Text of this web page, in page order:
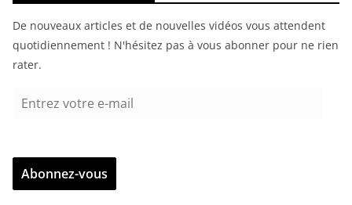
De nouveaux articles et de nouvelles vidéos vous attendent
quotidiennement ! N'hésitez pas à vous abonner pour ne rien
rater.
r
z
Abonnez-vous